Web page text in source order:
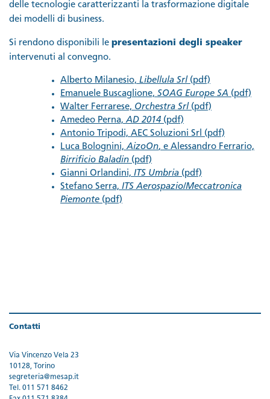
delle tecnologie caratterizzanti la trasformazione digitale
dei modelli di business.
Si rendono disponibili le presentazioni degli speaker
intervenuti al convegno.
Alberto Milanesio, Libellula Srl (pdf)
Emanuele Buscaglione, SOAG Europe SA (pdf)
Walter Ferrarese, Orchestra Srl (pdf)
Amedeo Perna,AD 2014 (pdf)
Antonio Tripodi, AEC Soluzioni Srl (pdf)
Luca Bolognini,AizoOn, e Alessandro Ferrario,
Birrificio Baladin (pdf)
Gianni Orlandini, ITS Umbria (pdf)
Stefano Serra, ITS Aerospazio/Meccatronica
Piemonte (pdf)
Contatti
Via Vincenzo Vela 23
10128, Torino
segreteria@mesap.it
Tel. 011 571 8462